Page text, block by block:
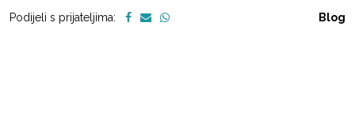
Podijeli s prijateljima: Blog